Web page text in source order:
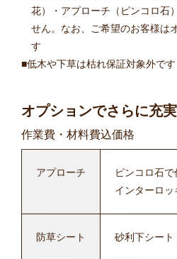
花）・アプローチ（ピンコロ石
せん。なお、ご希望のお客様は
す
低木や下草は枯れ保証対象外です
オプションでさらに充
作業費・材料費込価格
アプローチ ピンコロ石
インターロッ
防草シート 砂利下シート